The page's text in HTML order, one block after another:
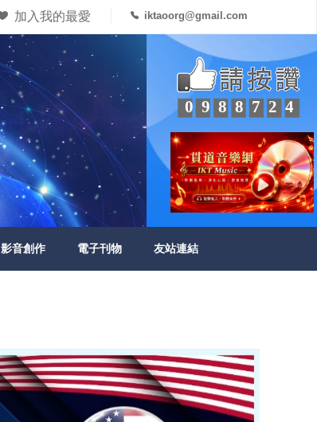
加入我的最愛 iktaoorg@gmail.com
0988724
影音創作 電子刊物 友站連結